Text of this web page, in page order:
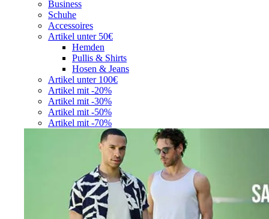
Business
Schuhe
Accessoires
Artikel unter 50€
Hemden
Pullis & Shirts
Hosen & Jeans
Artikel unter 100€
Artikel mit -20%
Artikel mit -30%
Artikel mit -50%
Artikel mit -70%